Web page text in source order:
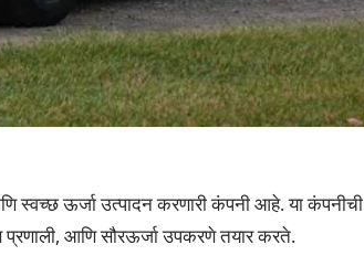
ऊर्जा उत्पादन करणारी कंपनी आहे. या कंपनीची
आणि सौरऊर्जा उपकरणे तयार करते.